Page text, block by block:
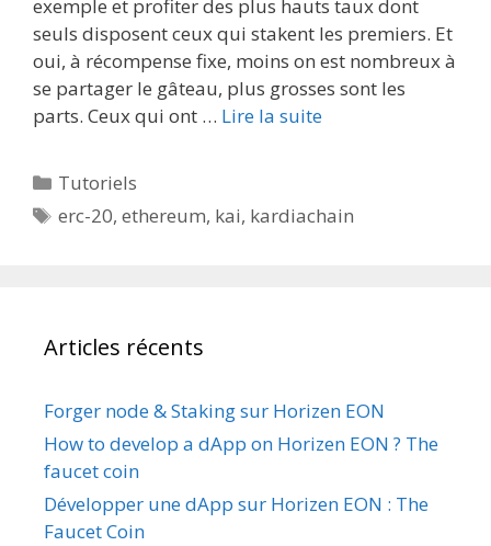
exemple et profiter des plus hauts taux dont
seuls disposent ceux qui stakent les premiers. Et
oui, à récompense fixe, moins on est nombreux à
se partager le gâteau, plus grosses sont les
parts. Ceux qui ont … Lire la suite
Catégories
Tutoriels
Étiquettes
erc-20,ethereum, kai, kardiachain
Articles récents
Forger node & Staking sur Horizen EON
How to develop a dApp on Horizen EON ? The
faucet coin
Développer une dApp sur Horizen EON : The
Faucet Coin